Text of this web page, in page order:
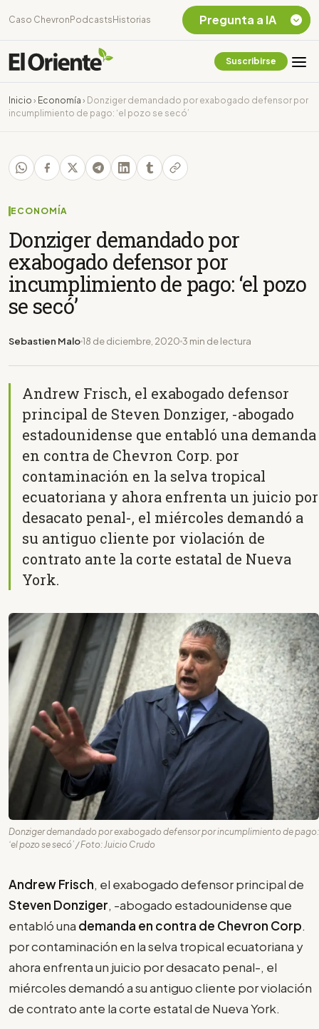
Caso Chevron Podcasts Historias
Suscribirse
Inicio › Economía › Donziger demandado por exabogado defensor por
incumplimiento de pago: ‘el pozo se secó’
ECONOMÍA
Donziger demandado por
exabogado defensor por
incumplimiento de pago: ‘el pozo
se secó’
Sebastien Malo18 de diciembre, 2020 3 min de lectura
Andrew Frisch, el exabogado defensor
principal de Steven Donziger, -abogado
estadounidense que entabló una demanda
en contra de Chevron Corp. por
contaminación en la selva tropical
ecuatoriana y ahora enfrenta un juicio por
desacato penal-, el miércoles demandó a
su antiguo cliente por violación de
contrato ante la corte estatal de Nueva
York.
Donziger demandado por exabogado defensor por incumplimiento de pago:
‘el pozo se secó’ / Foto: Juicio Crudo
Andrew Frisch, el exabogado defensor principal de
Steven Donziger, -abogado estadounidense que
entabló una demanda en contra de Chevron Corp.
por contaminación en la selva tropical ecuatoriana y
ahora enfrenta un juicio por desacato penal-, el
miércoles demandó a su antiguo cliente por violación
de contrato ante la corte estatal de Nueva York.
Pregunta a IA
Chevron Ecuador